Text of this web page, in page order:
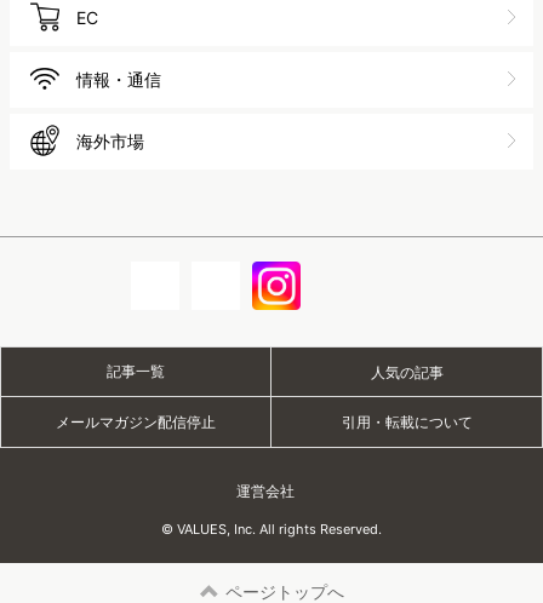
EC
情報・通信
海外市場
記事一覧 人気の記事
メールマガジン配信停止 引用・転載について
運営会社
© VALUES, Inc. All rights Reserved.
ページトップへ